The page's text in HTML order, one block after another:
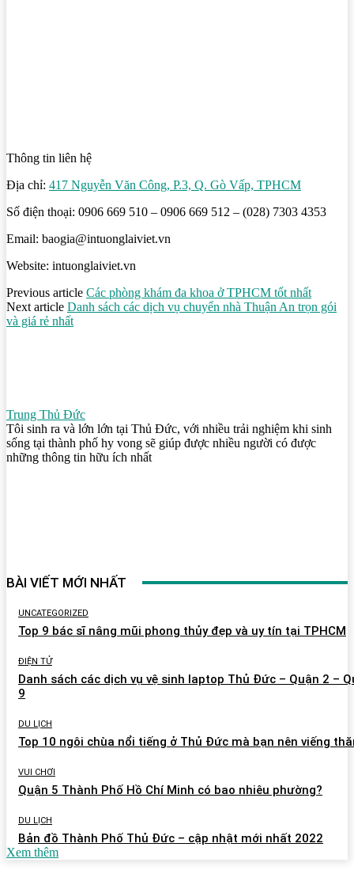
Thông tin liên hệ
Địa chỉ: 417 Nguyễn Văn Công, P.3, Q. Gò Vấp, TPHCM
Số điện thoại: 0906 669 510 – 0906 669 512 – (028) 7303 4353
Email: baogia@intuonglaiviet.vn
Website: intuonglaiviet.vn
Previous article Các phòng khám đa khoa ở TPHCM tốt nhất
Next article Danh sách các dịch vụ chuyển nhà Thuận An trọn gói
và giá rẻ nhất
Trung Thủ Đức
Tôi sinh ra và lớn lớn tại Thủ Đức, với nhiều trải nghiệm khi sinh
sống tại thành phố hy vong sẽ giúp được nhiều người có được
những thông tin hữu ích nhất
BÀI VIẾT MỚI NHẤT
UNCATEGORIZED
Top 9 bác sĩ nâng mũi phong thủy đẹp và uy tín tại TPHCM
ĐIỆN TỬ
Danh sách các dịch vụ vệ sinh laptop Thủ Đức – Quận 2 –
9
DU LỊCH
Top 10 ngôi chùa nổi tiếng ở Thủ Đức mà bạn nên viếng
VUI CHƠI
Quận 5 Thành Phố Hồ Chí Minh có bao nhiêu phường?
DU LỊCH
Bản đồ Thành Phố Thủ Đức – cập nhật mới nhất 2022
Xem thêm